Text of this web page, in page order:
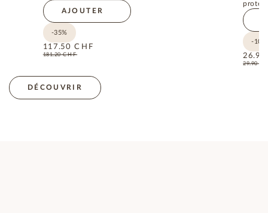
AJOUTER
-35%
117.50 CHF
181.20CHF
-10%
26.90
29.90
DÉCOUVRIR